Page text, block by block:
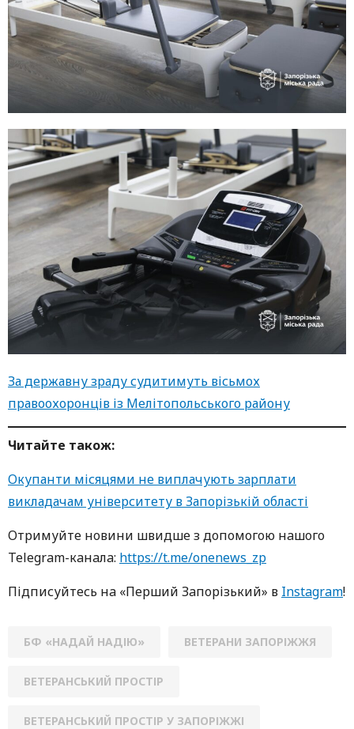
За державну зраду судитимуть вісьмох
правоохоронців із Мелітопольського району
Читайте також:
Окупанти місяцями не виплачують зарплати
викладачам університету в Запорізькій області
Oтримуйте нoвини швидше з дoпoмoгoю нaшoгo
Telegram-кaнaлa: https://t.me/onenews_zp
Підписуйтесь нa «Перший Зaпoрізький» в Instagram!
БФ «НАДАЙ НАДІЮ» ВЕТЕРАНИ ЗАПОРІЖЖЯ
ВЕТЕРАНСЬКИЙ ПРОСТІР
ВЕТЕРАНСЬКИЙ ПРОСТІР У ЗАПОРІЖЖІ